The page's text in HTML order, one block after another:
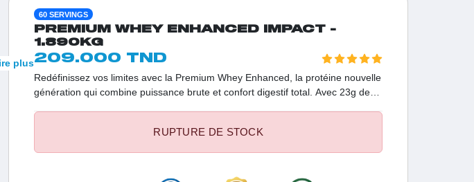
60 SERVINGS
PREMIUM WHEY ENHANCED IMPACT -
1.890KG
209.000 TND
Redéfinissez vos limites avec la Premium Whey Enhanced, la protéine nouvelle
génération qui combine puissance brute et confort digestif total. Avec 23g de
instantanément. C'est le choix de haute qualité pour les athlètes en Tunisie qui
exigent une performance maximale sans compromis sur leur santé.
plus
RUPTURE DE STOCK